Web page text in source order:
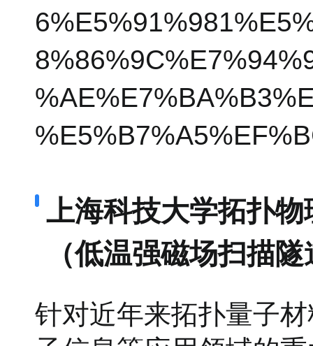
上海科技大学拓扑
（低温强磁场扫描
针对近年来拓扑量子